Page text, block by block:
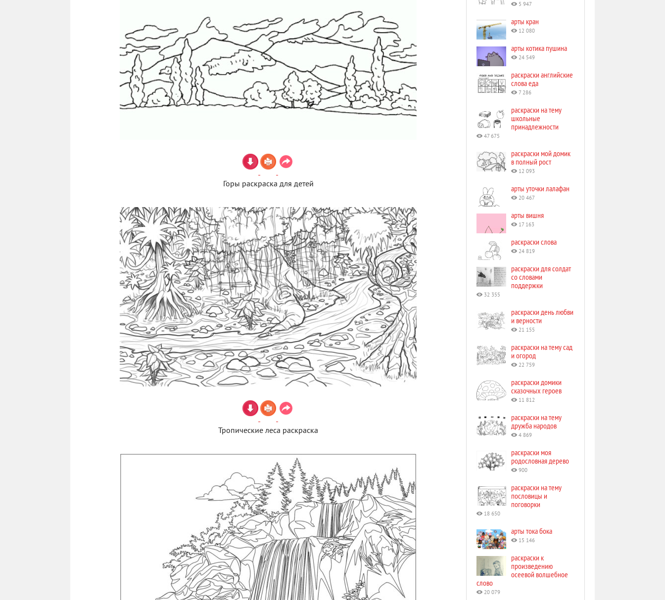
Горы раскраска для детей
Тропические леса раскраска
5 947
арты кран
12 080
арты котика пушина
24 549
раскраски английские
слова еда
7 286
раскраски на тему
школьные
принадлежности
47 675
раскраски мой домик
в полный рост
12 093
арты уточки лалафан
20 467
арты вишня
17 163
раскраски слова
24 819
раскраски для солдат
со словами
поддержки
32 355
раскраски день любви
и верности
21 155
раскраски на тему сад
и огород
22 759
раскраски домики
сказочных героев
11 812
раскраски на тему
дружба народов
4 869
раскраски моя
родословная дерево
900
раскраски на тему
пословицы и
поговорки
18 650
арты тока бока
15 146
раскраски к
произведению
осеевой волшебное
слово
20 079